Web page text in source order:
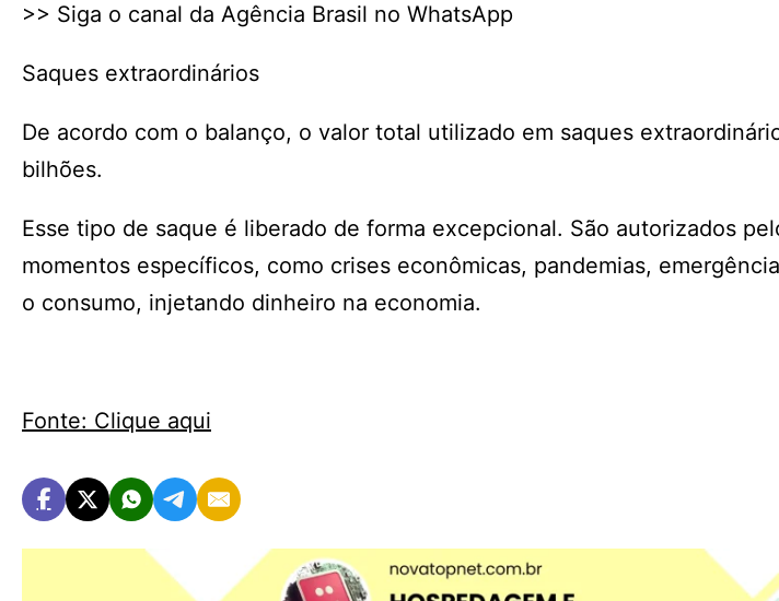
>> Siga o canal da Agência Brasil no WhatsApp
Saques extraordinários
De acordo com o balanço, o valor total utilizado em saques
bilhões.
Esse tipo de saque é liberado de forma excepcional. São autorizados
momentos específicos, como crises econômicas, pandemias,
o consumo, injetando dinheiro na economia.
Fonte: Clique aqui